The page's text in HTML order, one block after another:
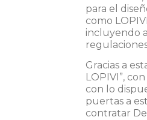
para el
como LOPIVI
incluyendo
Gracias a
LOPIVI”,
con lo
puertas a
contratar